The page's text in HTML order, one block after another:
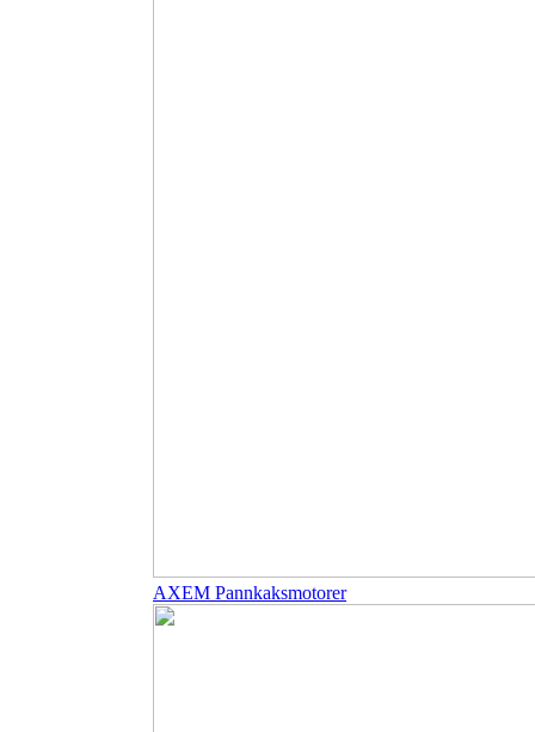
AXEM Pannkaksmotorer